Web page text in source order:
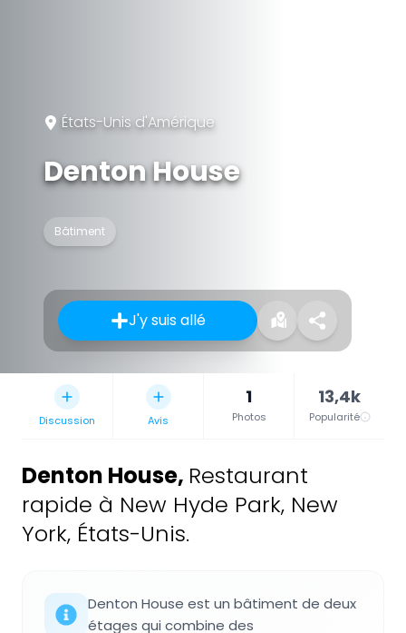
États-Unis d'Amérique
Denton House
Bâtiment
J'y suis allé
Discussion Avis
1
Photos
13,4k
Popularité
Denton House, Restaurant
rapide à New Hyde Park, New
York, États-Unis.
Denton House est un bâtiment de deux
étages qui combine des